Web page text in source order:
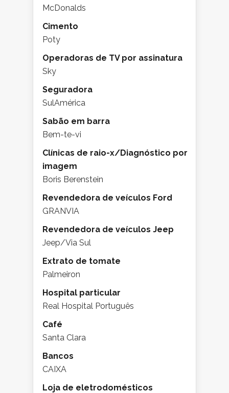
McDonalds
Cimento
Poty
Operadoras de TV por assinatura
Sky
Seguradora
SulAmérica
Sabão em barra
Bem-te-vi
Clínicas de raio-x/Diagnóstico por
imagem
Boris Berenstein
Revendedora de veículos Ford
GRANVIA
Revendedora de veículos Jeep
Jeep/Via Sul
Extrato de tomate
Palmeiron
Hospital particular
Real Hospital Português
Café
Santa Clara
Bancos
CAIXA
Loja de eletrodomésticos